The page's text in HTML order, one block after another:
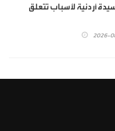
أردنية لأسباب تتعلق
2026-